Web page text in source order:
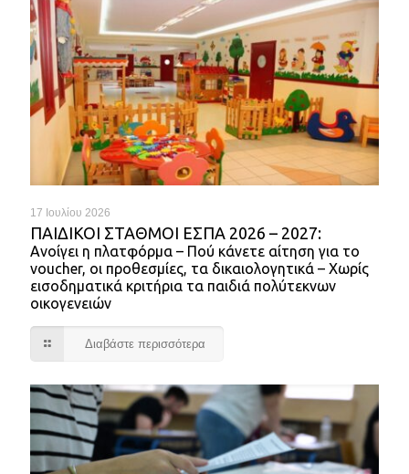
17 Ιουλίου 2026
ΠΑΙΔΙΚΟΊ ΣΤΑΘΜΟΊ ΕΣΠΑ 2026 – 2027:
Ανοίγει η πλατφόρμα – Πού κάνετε αίτηση για το
voucher, οι προθεσμίες, τα δικαιολογητικά – Χωρίς
εισοδηματικά κριτήρια τα παιδιά πολύτεκνων
οικογενειών
Διαβάστε περισσότερα